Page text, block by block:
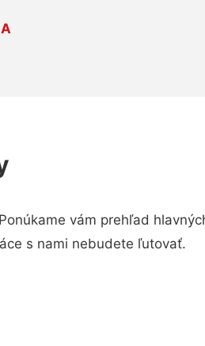
vám prehľad
s nami nebudete ľutovať.